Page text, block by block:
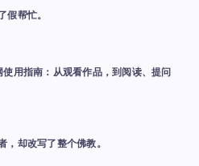
假帮忙。
用指南：从观看作品，到阅读、提问
，却改写了整个佛教。